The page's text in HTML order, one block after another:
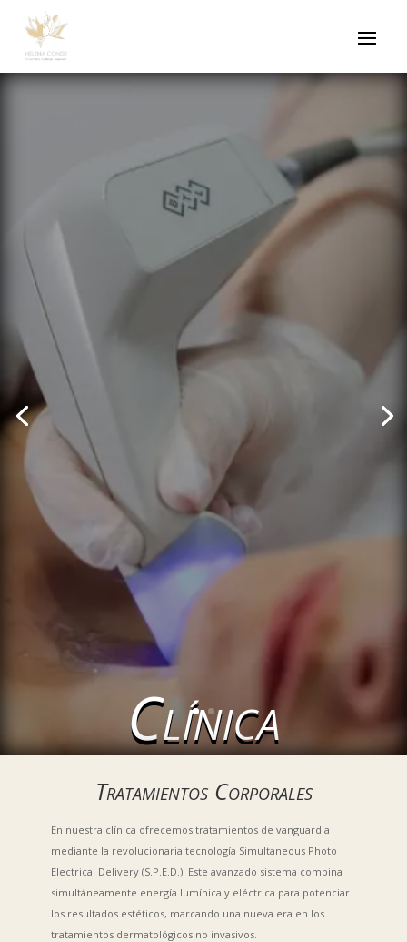
Clínica
Helena
Conde
En Helena Conde, el arte de la belleza trasciende
lo superficial para convertirse en una experiencia
transformadora. Nuestro centro de estética
Tratamientos Corporales
En nuestra clínica ofrecemos tratamientos de vanguardia
mediante la revolucionaria tecnología Simultaneous Photo
Electrical Delivery (S.P.E.D.). Este avanzado sistema combina
simultáneamente energía lumínica y eléctrica para potenciar
los resultados estéticos, marcando una nueva era en los
tratamientos dermatológicos no invasivos.